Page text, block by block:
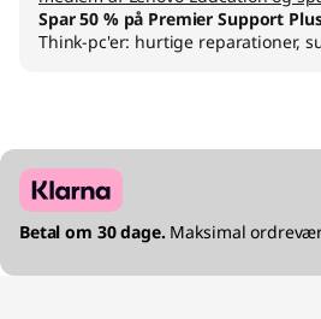
Spar 50 % på Premier Support
Think-pc'er: hurtige reparationer,
Betal om 30 dage. Maksimal